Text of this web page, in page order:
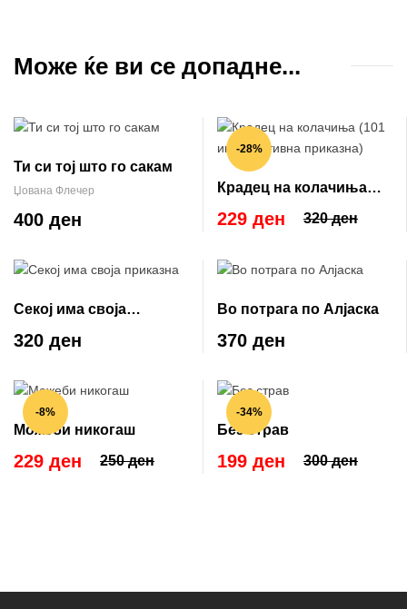
Може ќе ви се допадне...
Ти си тој што го сакам
Џована Флечер
400 ден
-28%
Крадец на колачиња
(101 инспиративна
приказна)
320 ден
229 ден
Секој има своја
приказна
320 ден
Во потрага по Алјаска
370 ден
-8%
Можеби никогаш
250 ден
229 ден
-34%
Без страв
300 ден
199 ден